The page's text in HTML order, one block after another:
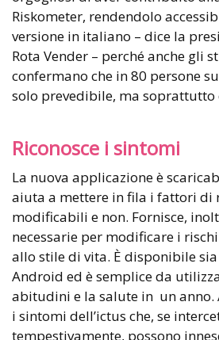
Riskometer, rendendolo
versione in italiano – dice la
Rota Vender – perché anche gli
confermano che in 80 persone
solo prevedibile, ma soprattutto
Riconosce i sintomi
La nuova applicazione è
aiuta a mettere in fila i fattori di
modificabili e non. Fornisce,
necessarie per modificare i
allo stile di vita. È disponibile
Android ed è semplice da
abitudini e la salute in un anno.
i sintomi dell’ictus che, se
tempestivamente, possono